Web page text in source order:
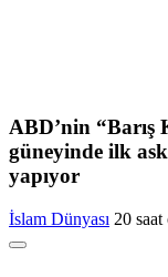
ABD’nin “Barış
güneyinde ilk
yapıyor
İslam Dünyası 20 saat